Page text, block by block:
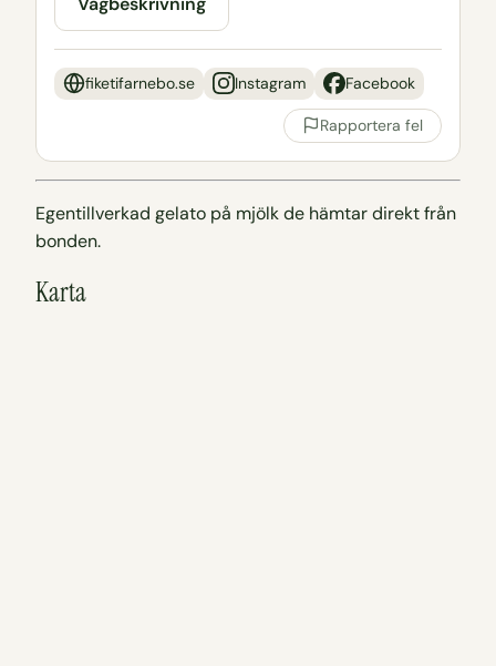
fiketifarnebo.se Instagram Facebook
Rapportera fel
Egentillverkad gelato på mjölk de hämtar direkt från
bonden.
Karta